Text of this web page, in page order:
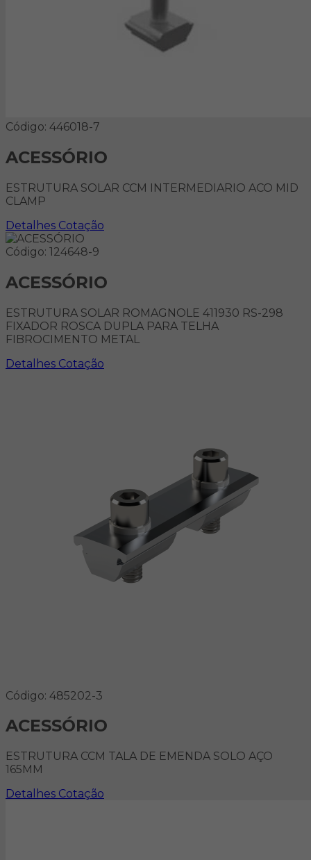
Código: 446018-7
ACESSÓRIO
ESTRUTURA SOLAR CCM INTERMEDIARIO ACO MID
CLAMP
Detalhes Cotação
Código: 124648-9
ACESSÓRIO
ESTRUTURA SOLAR ROMAGNOLE 411930 RS-298
FIXADOR ROSCA DUPLA PARA TELHA
FIBROCIMENTO METAL
Detalhes Cotação
Código: 485202-3
ACESSÓRIO
ESTRUTURA CCM TALA DE EMENDA SOLO AÇO
165MM
Detalhes Cotação